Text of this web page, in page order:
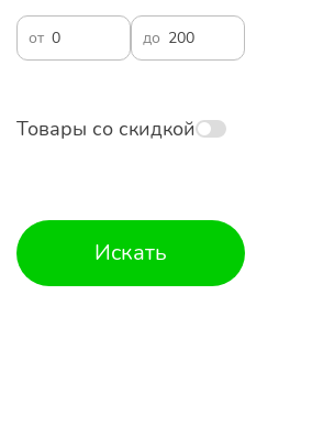
от до
Товары со скидкой
Искать